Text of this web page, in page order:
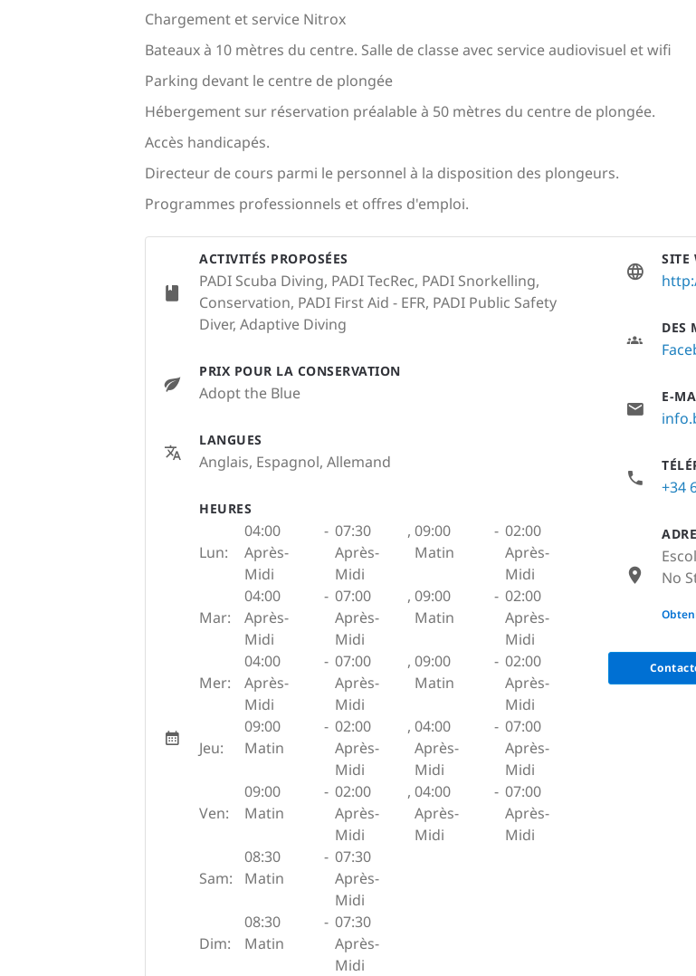
Chargement et service Nitrox
Bateaux à 10 mètres du centre. Salle de classe avec service audiovisuel et wifi
Parking devant le centre de plongée
Hébergement sur réservation préalable à 50 mètres du centre de plongée.
Accès handicapés.
Directeur de cours parmi le personnel à la disposition des plongeurs.
Programmes professionnels et offres d'emploi.
ACTIVITÉS PROPOSÉES
PADI Scuba Diving, PADI TecRec, PADI Snorkelling,
Conservation, PADI First Aid - EFR, PADI Public Safety
Diver, Adaptive Diving
PRIX POUR LA CONSERVATION
Adopt the Blue
LANGUES
Anglais, Espagnol, Allemand
HEURES
Lun:
04:00
Après-
Midi
- 07:30
Après-
Midi
, 09:00
Matin
- 02:00
Après-
Midi
Mar:
04:00
Après-
Midi
- 07:00
Après-
Midi
, 09:00
Matin
- 02:00
Après-
Midi
Mer:
04:00
Après-
Midi
- 07:00
Après-
Midi
, 09:00
Matin
- 02:00
Après-
Midi
Jeu:
09:00
Matin
- 02:00
Après-
Midi
, 04:00
Après-
Midi
- 07:00
Après-
Midi
Ven:
09:00
Matin
- 02:00
Après-
Midi
, 04:00
Après-
Midi
- 07:00
Après-
Midi
Sam:
08:30
Matin
- 07:30
Après-
Midi
Dim:
08:30
Matin
- 07:30
Après-
Midi
SITE
DES
E-
+34
No